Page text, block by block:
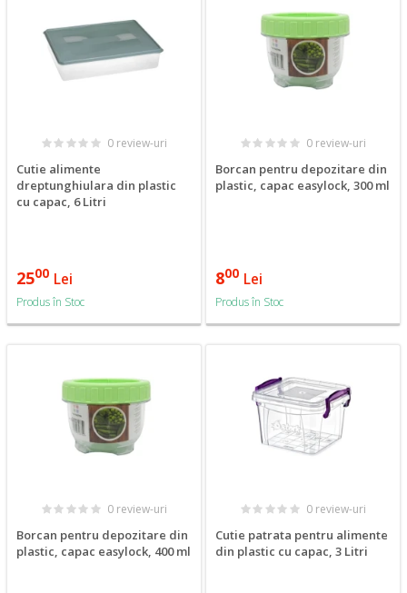
0 review-uri
Cutie alimente
dreptunghiulara din plastic
cu capac, 6 Litri
2500 Lei
Produs în Stoc
0 review-uri
Borcan pentru depozitare din
plastic, capac easylock, 300 ml
800 Lei
Produs în Stoc
0 review-uri
Borcan pentru depozitare din
plastic, capac easylock, 400 ml
0 review-uri
Cutie patrata pentru alimente
din plastic cu capac, 3 Litri